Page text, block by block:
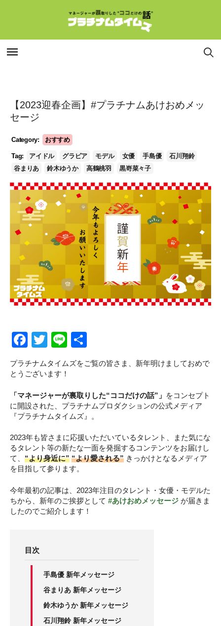
連載
インタビュー
マネージャー
コラム
CLOSE
連載
インタビュー
マネージャー
コラム
CLOSE
【2023迎春企画】#プラチナムあけおめメッ
セージ
Category: おすすめ
Tag: アイドル グラビア モデル 女優 手島優
石川翔鈴
谷まりあ
鈴木ゆうか 高鶴桃羽 黒嵜菜々子
F
a
c
e
b
o
o
k
T
wi
tt
Li
n
e
h
ar
e
プラチナムタイムズをご覧の皆さま、新年明けましておめで
とうございます！
「マネージャーが裏取りした“ココだけの話”」 をコンセプト
に開設された、プラチナムプロダクションの公式メディア
『プラチナムタイムズ』。
2023年も皆さまに応援いただいているタレント、また気にな
るタレント等の新たな一面を発掘するコンテンツをお届けし
て、 “より身近に” “より愛される” きっかけとなるメディア
を目指して参ります。
今年最初の記事は、2023年注目のタレント・女優・モデルた
ちから、新年のご挨拶として #あけおめメッセージ が届きま
したのでご紹介します！
目次
手島優 新年メッセージ
谷まりあ 新年メッセージ
鈴木ゆうか 新年メッセージ
石川翔鈴 新年メッセージ